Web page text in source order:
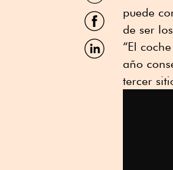
Twitter
Compartir
por
Facebook
Compartir
por
puede
de ser
“El
año
tercer